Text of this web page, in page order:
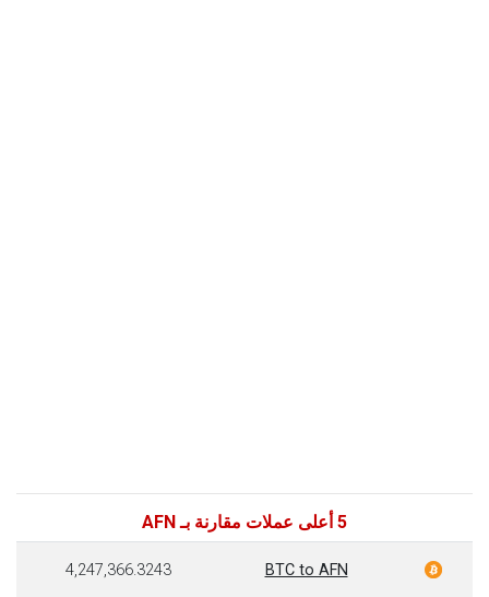
5 أعلى عملات مقارنة بـ AFN
BTC to AFN
4,247,366.3243